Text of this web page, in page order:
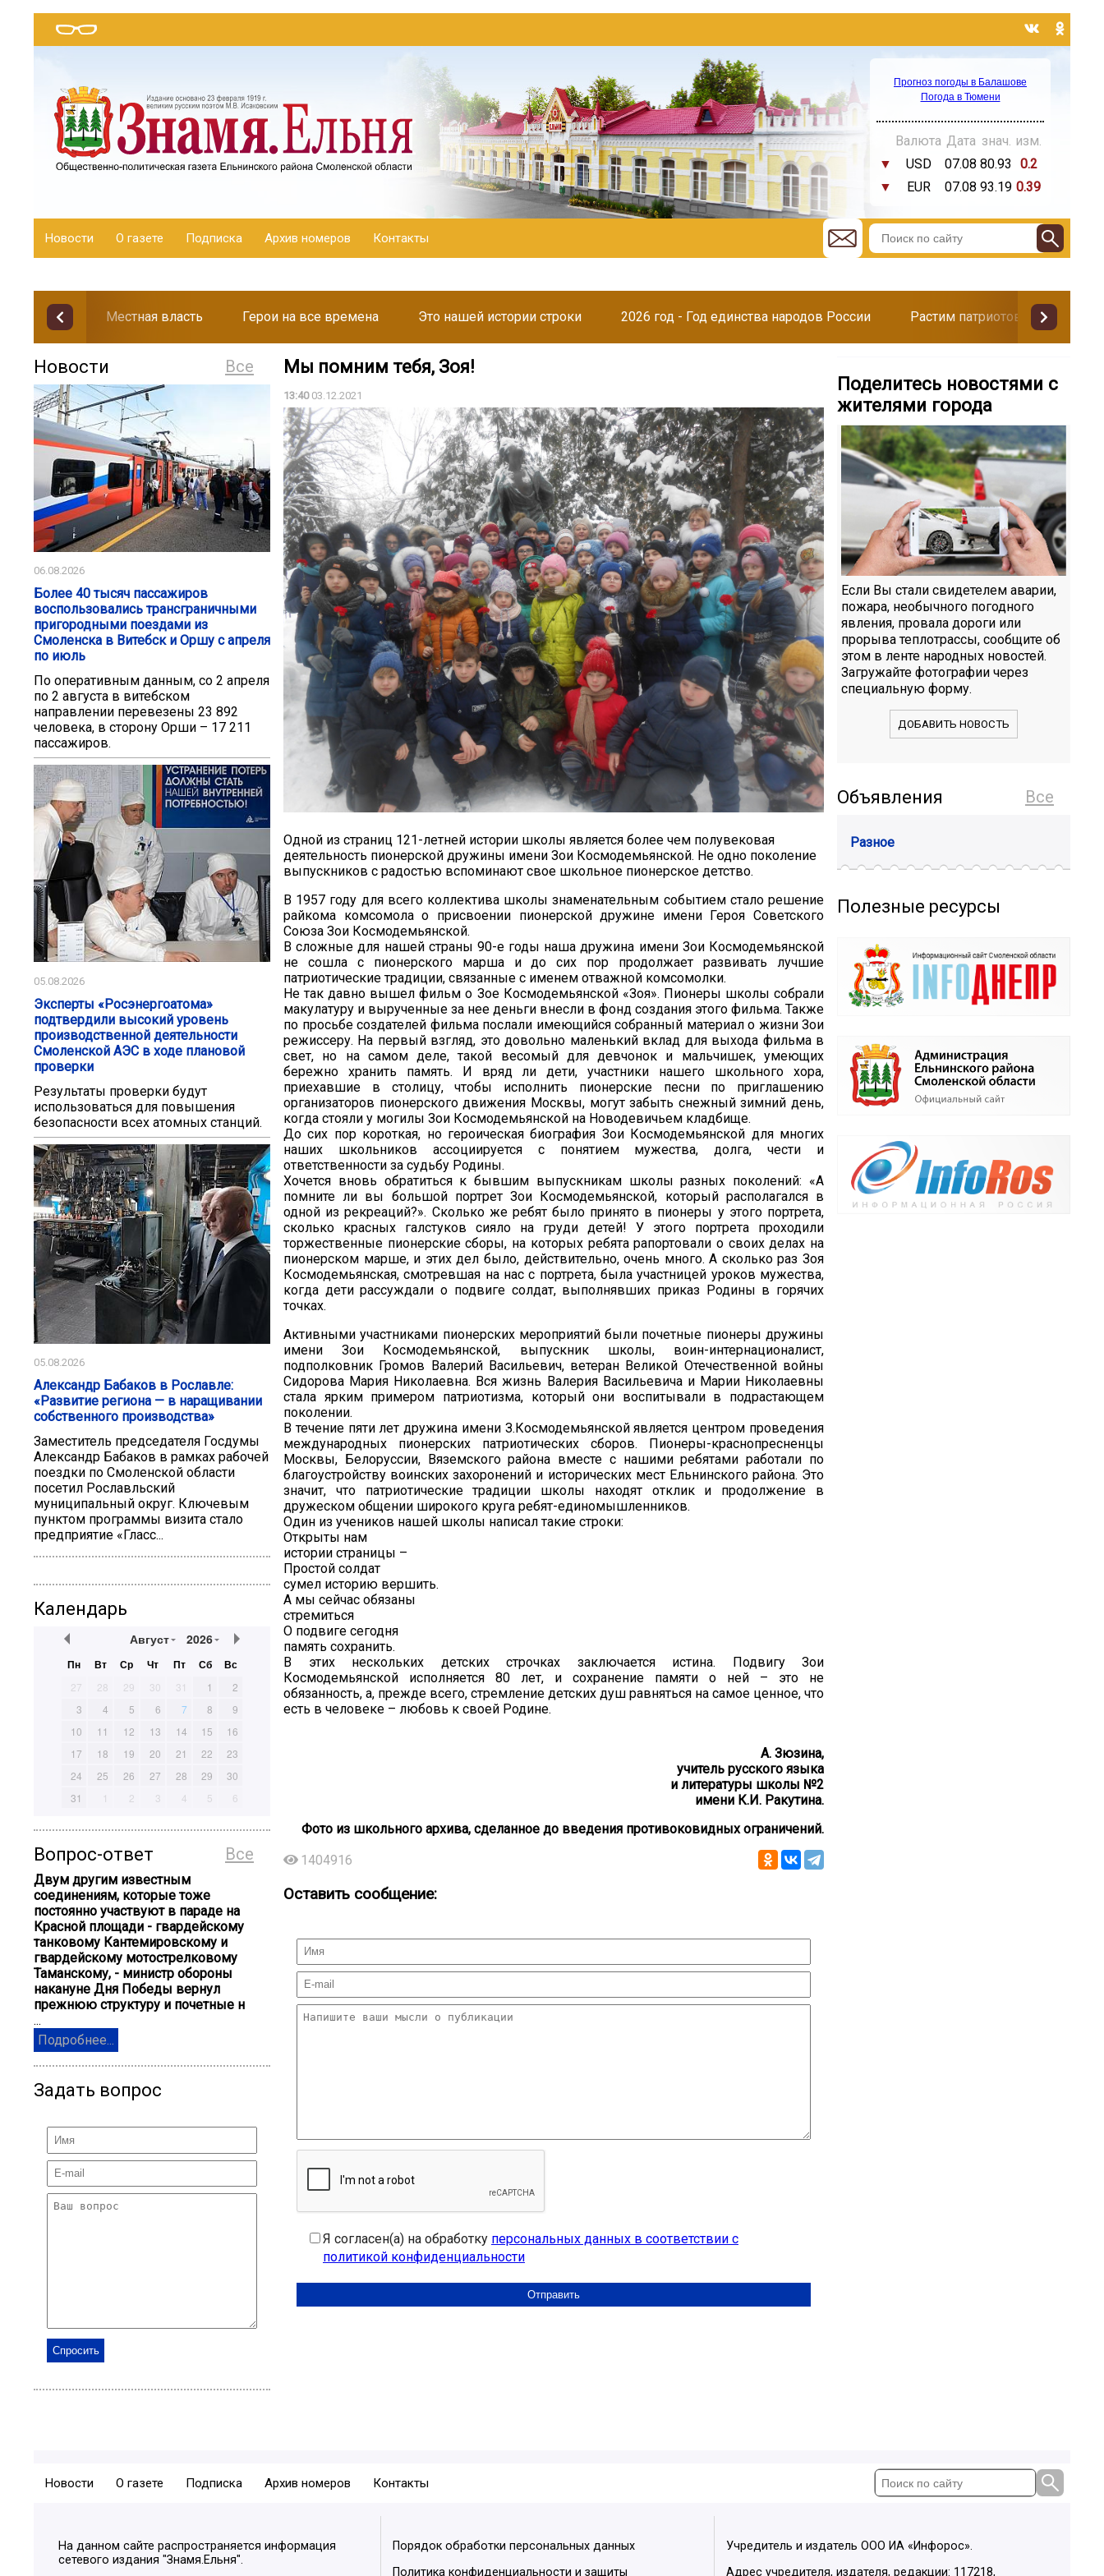
Прогноз погоды в Балашове
Погода в Тюмени
Валюта Дата знач. изм.
▼
USD 07.08 80.93
0.2
▼
EUR 07.08 93.19 0.39
Новости О газете Подписка Архив номеров Контакты
Местная власть Герои на все времена Это нашей истории строки 2026 год - Год единства народов России Растим патриотов
Все
Новости
06.08.2026
Более 40 тысяч пассажиров
воспользовались трансграничными
пригородными поездами из
Смоленска в Витебск и Оршу с апреля
по июль
По оперативным данным, со 2 апреля
по 2 августа в витебском
направлении перевезены 23 892
человека, в сторону Орши – 17 211
пассажиров.
05.08.2026
Эксперты «Росэнергоатома»
подтвердили высокий уровень
производственной деятельности
Смоленской АЭС в ходе плановой
проверки
Результаты проверки будут
использоваться для повышения
безопасности всех атомных станций.
05.08.2026
Александр Бабаков в Рославле:
«Развитие региона — в наращивании
собственного производства»
Заместитель председателя Госдумы
Александр Бабаков в рамках рабочей
поездки по Смоленской области
посетил Рославльский
муниципальный округ. Ключевым
пунктом программы визита стало
предприятие «Гласс...
Календарь
Август 2026
Пн Вт Ср Чт Пт Сб Вс
27 28 29 30 31 1
2
3
4 5 6 7 8
9
10
11 12 13 14 15
16
17
18 19 20 21 22
23
24
25 26 27 28 29
30
31
1 2 3 4 5 6
Все
Вопрос-ответ
Двум другим известным
соединениям, которые тоже
постоянно участвуют в параде на
Красной площади - гвардейскому
танковому Кантемировскому и
гвардейскому мотострелковому
Таманскому, - министр обороны
накануне Дня Победы вернул
прежнюю структуру и почетные н
...
Подробнее...
Задать вопрос
Мы помним тебя, Зоя!
13:4003.12.2021
Одной из страниц 121-летней истории школы является более чем полувековая
деятельность пионерской дружины имени Зои Космодемьянской. Не одно поколение
выпускников с радостью вспоминают свое школьное пионерское детство.
В 1957 году для всего коллектива школы знаменательным событием стало решение
райкома комсомола о присвоении пионерской дружине имени Героя Советского
Союза Зои Космодемьянской.
В сложные для нашей страны 90-е годы наша дружина имени Зои Космодемьянской
не сошла с пионерского марша и до сих пор продолжает развивать лучшие
патриотические традиции, связанные с именем отважной комсомолки.
Не так давно вышел фильм о Зое Космодемьянской «Зоя». Пионеры школы собрали
макулатуру и вырученные за нее деньги внесли в фонд создания этого фильма. Также
по просьбе создателей фильма послали имеющийся собранный материал о жизни Зои
режиссеру. На первый взгляд, это довольно маленький вклад для выхода фильма в
свет, но на самом деле, такой весомый для девчонок и мальчишек, умеющих
бережно хранить память. И вряд ли дети, участники нашего школьного хора,
приехавшие в столицу, чтобы исполнить пионерские песни по приглашению
организаторов пионерского движения Москвы, могут забыть снежный зимний день,
когда стояли у могилы Зои Космодемьянской на Новодевичьем кладбище.
До сих пор короткая, но героическая биография Зои Космодемьянской для многих
наших школьников ассоциируется с понятием мужества, долга, чести и
ответственности за судьбу Родины.
Хочется вновь обратиться к бывшим выпускникам школы разных поколений: «А
помните ли вы большой портрет Зои Космодемьянской, который располагался в
одной из рекреаций?». Сколько же ребят было принято в пионеры у этого портрета,
сколько красных галстуков сияло на груди детей! У этого портрета проходили
торжественные пионерские сборы, на которых ребята рапортовали о своих делах на
пионерском марше, и этих дел было, действительно, очень много. А сколько раз Зоя
Космодемьянская, смотревшая на нас с портрета, была участницей уроков мужества,
когда дети рассуждали о подвиге солдат, выполнявших приказ Родины в горячих
точках.
Активными участниками пионерских мероприятий были почетные пионеры дружины
имени Зои Космодемьянской, выпускник школы, воин-интернационалист,
подполковник Громов Валерий Васильевич, ветеран Великой Отечественной войны
Сидорова Мария Николаевна. Вся жизнь Валерия Васильевича и Марии Николаевны
стала ярким примером патриотизма, который они воспитывали в подрастающем
поколении.
В течение пяти лет дружина имени З.Космодемьянской является центром проведения
международных пионерских патриотических сборов. Пионеры-краснопресненцы
Москвы, Белоруссии, Вяземского района вместе с нашими ребятами работали по
благоустройству воинских захоронений и исторических мест Ельнинского района. Это
значит, что патриотические традиции школы находят отклик и продолжение в
дружеском общении широкого круга ребят-единомышленников.
Один из учеников нашей школы написал такие строки:
Открыты нам
истории страницы –
Простой солдат
сумел историю вершить.
А мы сейчас обязаны
стремиться
О подвиге сегодня
память сохранить.
В этих нескольких детских строчках заключается истина. Подвигу Зои
Космодемьянской исполняется 80 лет, и сохранение памяти о ней – это не
обязанность, а, прежде всего, стремление детских душ равняться на самое ценное, что
есть в человеке – любовь к своей Родине.
А. Зюзина,
учитель русского языка
и литературы школы №2
имени К.И. Ракутина.
Фото из школьного архива, сделанное до введения противоковидных ограничений.
1404916
Оставить сообщение:
Я согласен(а) на обработку персональных данных в соответствии с
политикой конфиденциальности
Поделитесь новостями с
жителями города
Если Вы стали свидетелем аварии,
пожара, необычного погодного
явления, провала дороги или
прорыва теплотрассы, сообщите об
этом в ленте народных новостей.
Загружайте фотографии через
специальную форму.
ДОБАВИТЬ НОВОСТЬ
Все
Объявления
Разное
Полезные ресурсы
Новости О газете Подписка Архив номеров Контакты
На данном сайте распространяется информация
сетевого издания "Знамя.Ельня".
Порядок обработки персональных данных
Политика конфиденциальности и защиты
Учредитель и издатель ООО ИА «Инфорос».
Адрес учредителя, издателя, редакции: 117218,